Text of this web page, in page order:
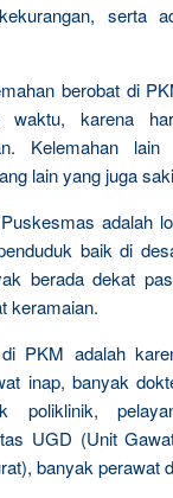
serta
berobat di
waktu, karena
Kelemahan
lain yang juga
adalah
baik di
berada dekat
keramaian.
PKM adalah
inap, banyak
poliklinik,
UGD (Unit
banyak perawat